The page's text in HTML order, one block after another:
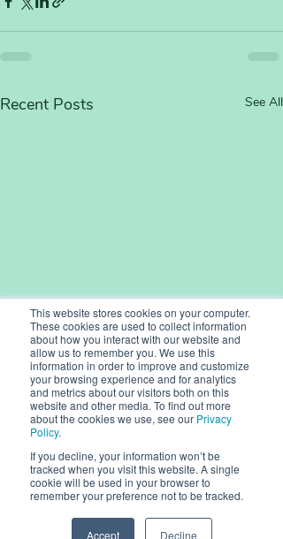
This website stores cookies on your computer.
These cookies are used to collect information
about how you interact with our website and
allow us to remember you. We use this
information in order to improve and customize
your browsing experience and for analytics
and metrics about our visitors both on this
website and other media. To find out more
about the cookies we use, see our Privacy
Policy.
If you decline, your information won’t be
tracked when you visit this website. A single
cookie will be used in your browser to
remember your preference not to be tracked.
Accept Decline
Recent Posts See All
© 2026, Dryad Networks GmbH,
Eisenbahnstr. 37, 16225 Eberswalde, Germany